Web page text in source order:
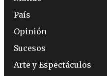
País
Opinión
Sucesos
Arte y Espectáculos